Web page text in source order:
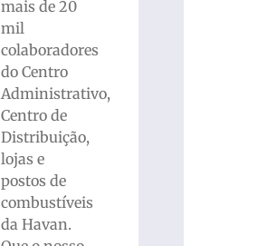
mais de 20
mil
colaboradores
do Centro
Administrativo,
Centro de
Distribuição,
lojas e
postos de
combustíveis
da Havan.